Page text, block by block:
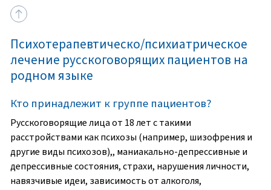
Психотерапевтическо/психиатрическое
лечение русскоговорящих пациентов на
родном языке
Кто принадлежит к группе пациентов?
Русскоговорящие лица от 18 лет с такими
расстройствами как психозы (например, шизофрения и
другие виды психозов),, маниакально-депрессивные и
депрессивные состояния, страхи, нарушения личности,
навязчивые идеи, зависимость от алкоголя,